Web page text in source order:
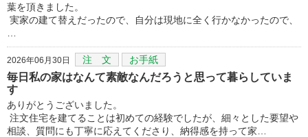
葉を頂きました。
実家の建て替えだったので、自分は現地に全く行かなかったので、
2026年06月30日 注 文 お手紙
毎日私の家はなんて素敵なんだろうと思って暮らしていま
す
ありがとうございました。
注文住宅を建てることは初めての経験でしたが、細々とした要望や
相談、質問にも丁寧に応えてくださり、納得感を持って家…